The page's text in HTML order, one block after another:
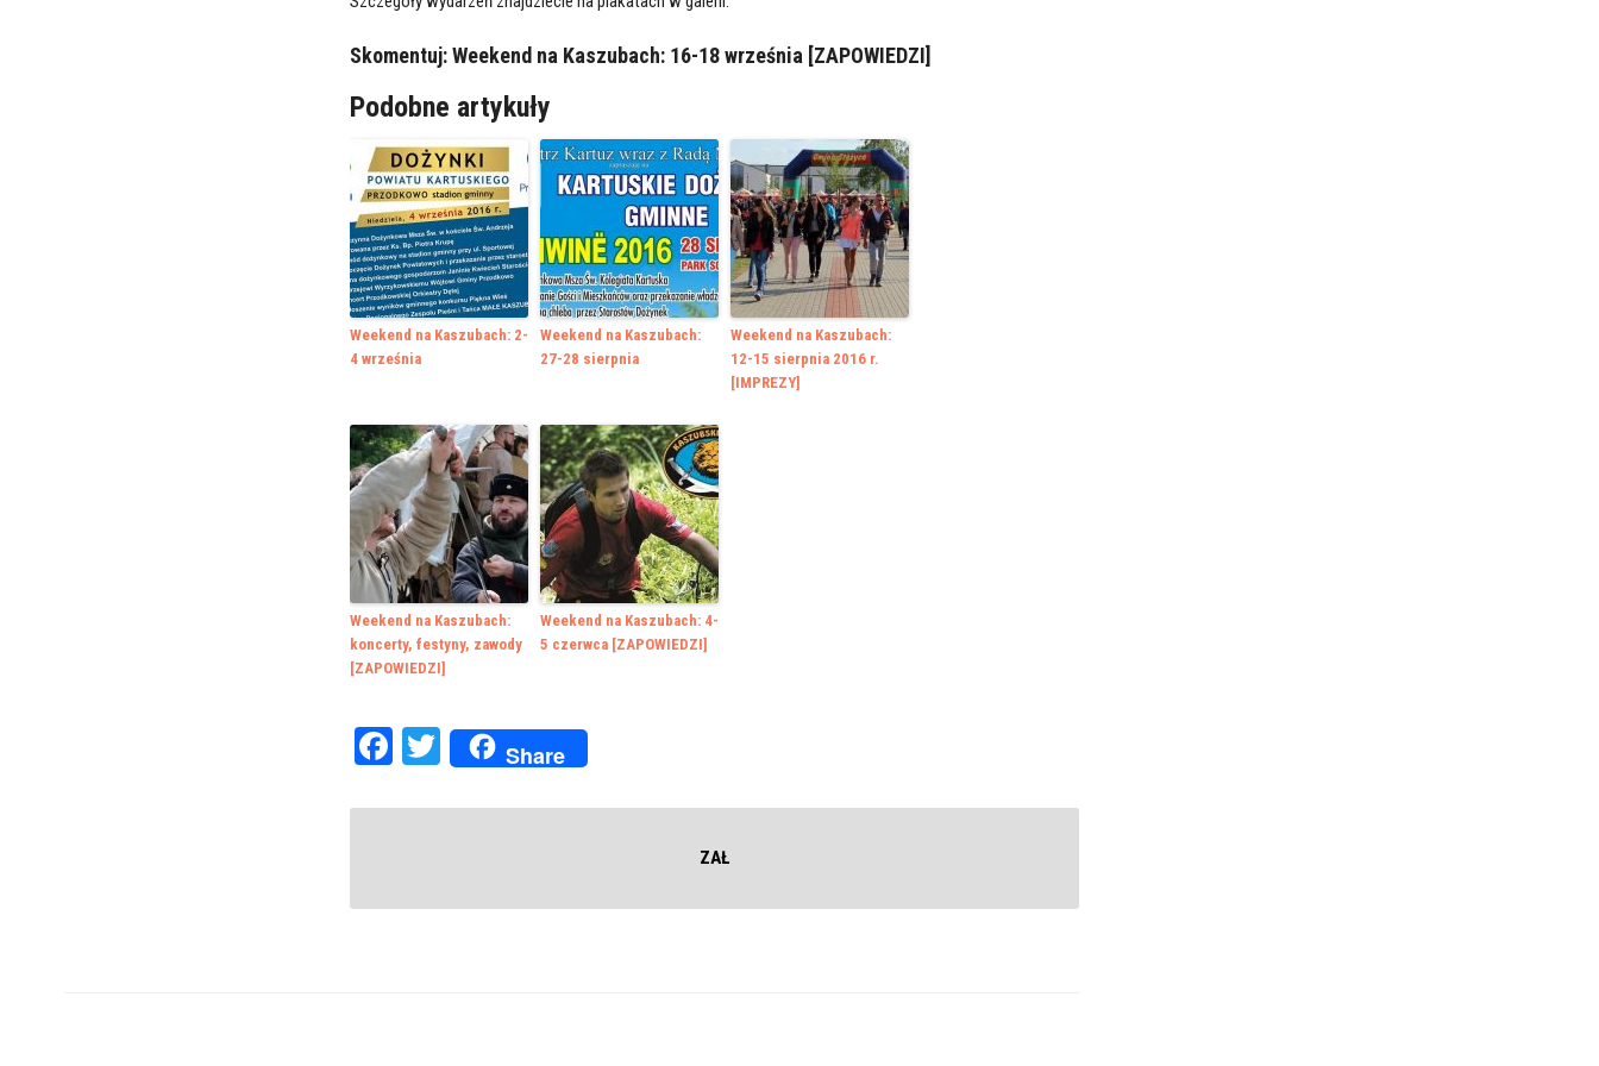
Skomentuj:Weekend na Kaszubach: 16-18 września [ZAPOWIEDZI]
Podobne artykuły
Weekend na Kaszubach: 2-
4 września
Weekend na Kaszubach:
27-28 sierpnia
Weekend na Kaszubach:
12-15 sierpnia 2016 r.
[IMPREZY]
Weekend na Kaszubach:
koncerty, festyny, zawody
[ZAPOWIEDZI]
Weekend na Kaszubach: 4-
5 czerwca [ZAPOWIEDZI]
Facebook
Twitter
Share
ZAŁ